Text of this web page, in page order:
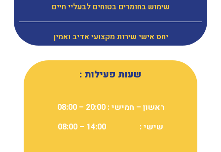
שימוש בחומרים בטוחים לבעליי חיים
יחס אישי שירות מקצועי אדיב ואמין
שעות פעילות :
ראשון – חמישי : 20:00 – 08:00
שישי : 14:00 – 08:00